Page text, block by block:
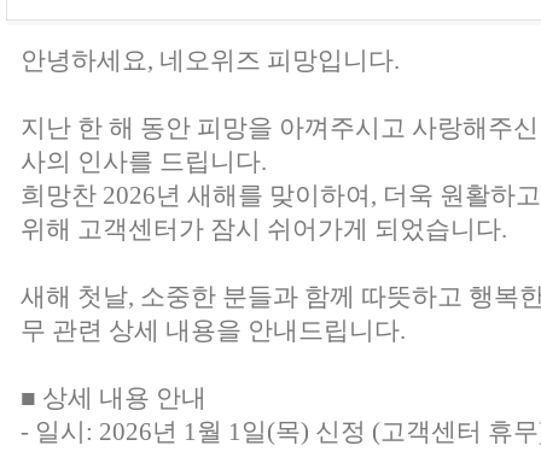
안녕하세요, 네오위즈 피망입니다.
지난 한 해 동안 피망을 아껴주시고 사랑해주
사의 인사를 드립니다.
희망찬 2026년 새해를 맞이하여, 더욱 원활하
위해 고객센터가 잠시 쉬어가게 되었습니다.
새해 첫날, 소중한 분들과 함께 따뜻하고 행복
무 관련 상세 내용을 안내드립니다.
■ 상세 내용 안내
- 일시: 2026년 1월 1일(목) 신정 (고객센터 휴